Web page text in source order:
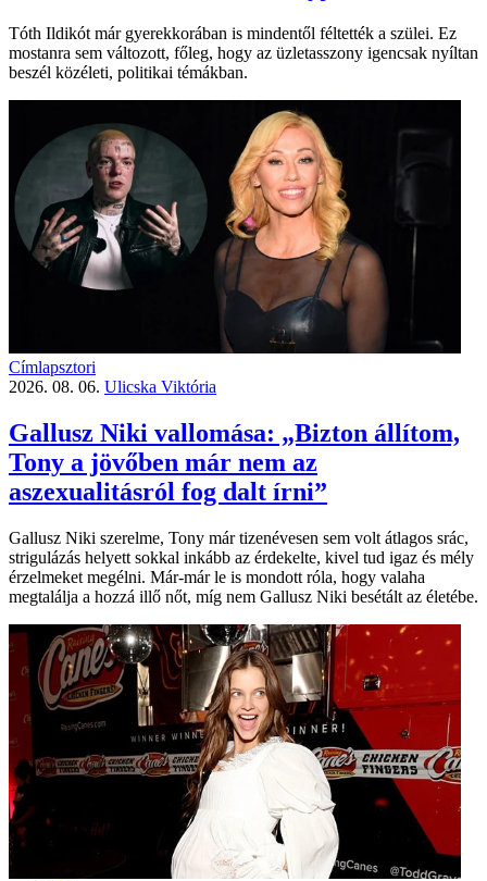
Tóth Ildikót már gyerekkorában is mindentől féltették a szülei. Ez
mostanra sem változott, főleg, hogy az üzletasszony igencsak nyíltan
beszél közéleti, politikai témákban.
Címlapsztori
2026. 08. 06. Ulicska Viktória
Gallusz Niki vallomása: „Bizton állítom,
Tony a jövőben már nem az
aszexualitásról fog dalt írni”
Gallusz Niki szerelme, Tony már tizenévesen sem volt átlagos srác,
strigulázás helyett sokkal inkább az érdekelte, kivel tud igaz és mély
érzelmeket megélni. Már-már le is mondott róla, hogy valaha
megtalálja a hozzá illő nőt, míg nem Gallusz Niki besétált az életébe.